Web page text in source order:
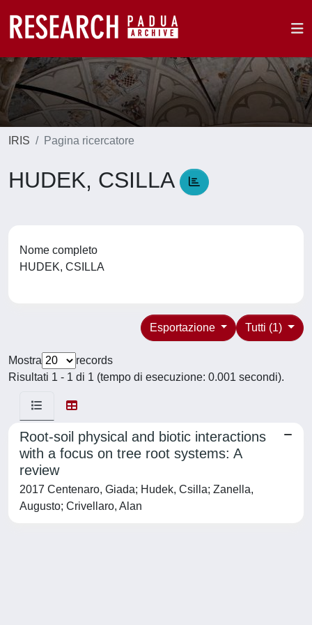
IRIS Pagina ricercatore
HUDEK, CSILLA
Nome completo
HUDEK, CSILLA
Tutti (1)
Esportazione
Mostra
records
Risultati 1 - 1 di 1 (tempo di esecuzione: 0.001 secondi).
Root-soil physical and biotic interactions
with a focus on tree root systems: A
review
2017 Centenaro, Giada; Hudek, Csilla; Zanella,
Augusto; Crivellaro, Alan